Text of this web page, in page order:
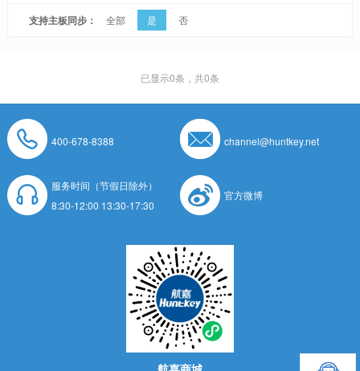
支持主板同步： 全部 是 否
已显示0条，共0条
400-678-8388 channel@huntkey.net
服务时间（节假日除外）
8:30-12:00 13:30-17:30
官方微博